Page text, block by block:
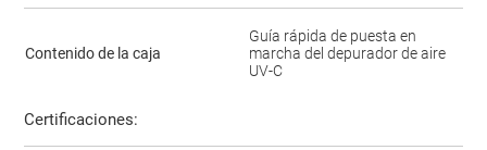
Contenido de la caja
Guía rápida de puesta en
marcha del depurador de aire
UV-C
Certificaciones: